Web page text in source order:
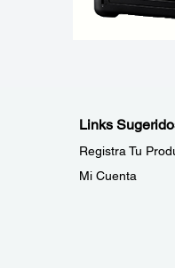
Links
Registra Tu
Mi Cuenta